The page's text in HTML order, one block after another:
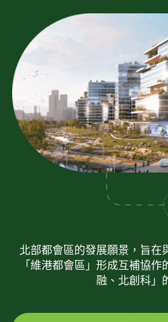
北部都會區的發展願景，旨在
「維港都會區」形成互補協
融、北創科」